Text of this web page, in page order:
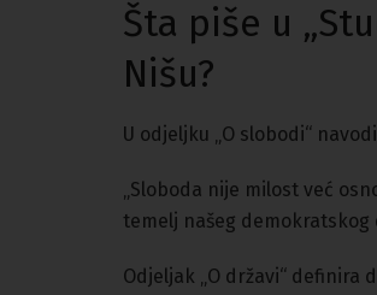
Šta piše u
Nišu?
U odjeljku „O slobodi“
„Sloboda nije milost već
temelj našeg demokratskog
Odjeljak „O državi“